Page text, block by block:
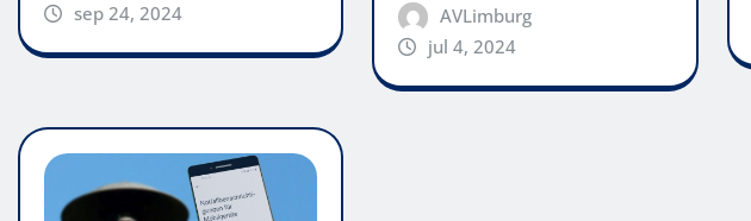
sep 24, 2024
AVLimburg
jul 4, 2024